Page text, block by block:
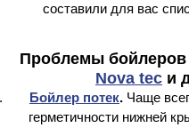
составили для вас
Проблемы бойлеров
Nova tec и
Бойлер потек. Чаще
герметичности нижней